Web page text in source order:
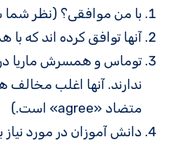
با من موافقی؟ (نظر
آنها توافق کرده اند که
توماس و همسرش ماریا
متضاد «agree» است.)
دانش آموزان در مورد